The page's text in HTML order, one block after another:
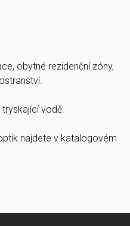
obytné rezidenční zóny,
vodě.
najdete v katalogovém